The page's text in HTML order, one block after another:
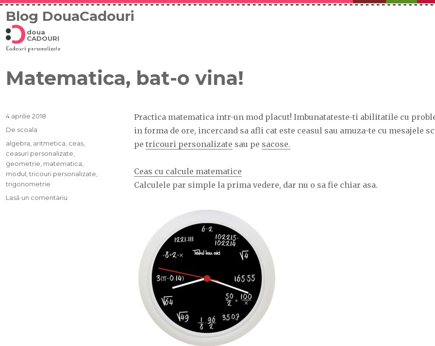
Blog DouaCadouri
doua
CADOURI
Cadouri personalizate
Matematica, bat-o vina!
Practica matematica intr-un mod placut! Imbunatateste-ti abilitatile cu
in forma de ore, incercand sa afli cat este ceasul sau amuza-te cu mesajele
pe tricouri personalizate sau pe sacose.
Ceas cu calcule matematice
Calculele par simple la prima vedere, dar nu o sa fie chiar asa.
Publicat
pe
4 aprilie 2018
Categorii
De scoala
Etichete
algebra aritmetica ceas
ceasuri personalizate
geometrie matematica
modul ,tricouri personalizate
trigonometrie
Lasă un comentariu